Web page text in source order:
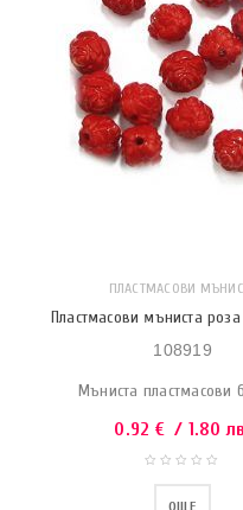
ПЛАСТМАСОВИ
Пластмасови мъниста роза
108919
Мъниста пластмасови
0.92 € / 1.80
ОЩЕ